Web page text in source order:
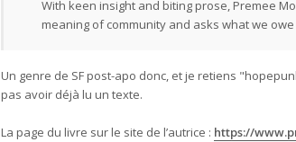
With keen insight and biting prose, Premee
meaning of community and asks what we
Un genre de SF post-apo donc, et je retiens
pas avoir déjà lu un texte.
La page du livre sur le site de l’autrice : https://